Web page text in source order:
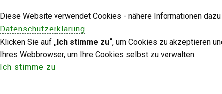
Diese Website verwendet Cookies - nähere Informationen
Datenschutzerklärung.
Klicken Sie auf „Ich stimme zu“, um Cookies zu akzeptieren
Ihres Webbrowser, um Ihre Cookies selbst zu verwalten.
Ich stimme zu